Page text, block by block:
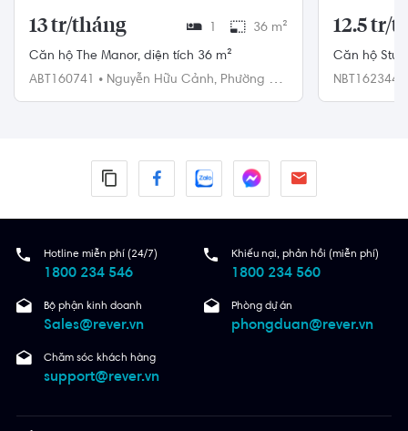
13 tr/tháng 1 36 m²
Căn hộ The Manor, diện tích 36 m²
ABT160741 • Nguyễn Hữu Cảnh, Phường 22,
12.5 tr/
Căn hộ
diện tích
NBT162344
Hotline miễn phí (24/7)
1800 234 546
Khiếu nại, phản hồi (miễn phí)
1800 234 560
Bộ phận kinh doanh
Sales@rever.vn
Phòng dự án
phongduan@rever.vn
Chăm sóc khách hàng
support@rever.vn